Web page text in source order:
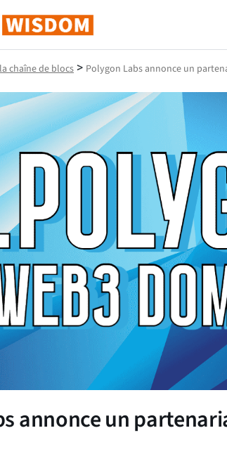
chaîne de blocs > Polygon Labs annonce un
annonce un